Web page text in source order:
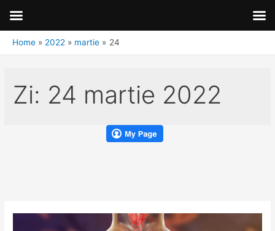
Home 2022 martie 24
Zi: 24 martie 2022